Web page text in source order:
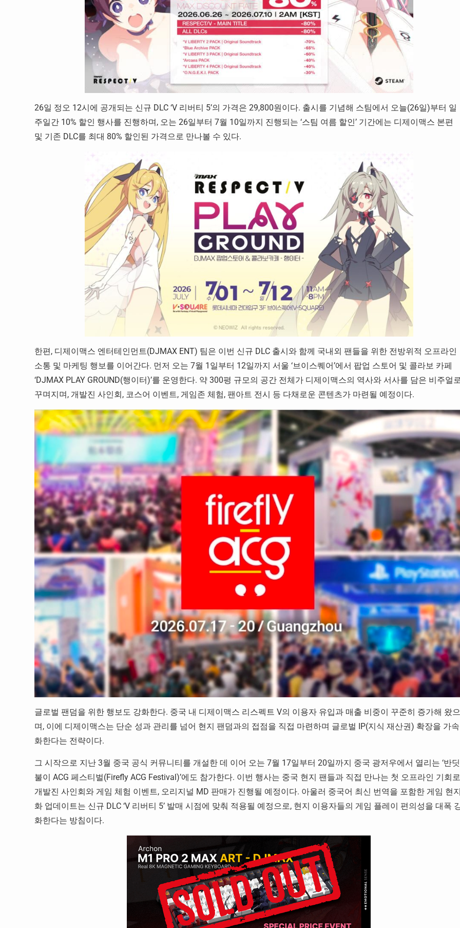
26일 정오 12시에 공개되는 신규 DLC ‘V 리버티 5’의 가격은 29,800원이다. 출시를 기념해 스팀에서 오늘(26일)부터 일
주일간 10% 할인 행사를 진행하며, 오는 26일부터 7월 10일까지 진행되는 ‘스팀 여름 할인’ 기간에는 디제이맥스 본편
및 기존 DLC를 최대 80% 할인된 가격으로 만나볼 수 있다.
한편, 디제이맥스 엔터테인먼트(DJMAX ENT) 팀은 이번 신규 DLC 출시와 함께 국내외 팬들을 위한 전방위적 오프라인
소통 및 마케팅 행보를 이어간다. 먼저 오는 7월 1일부터 12일까지 서울 ‘브이스퀘어’에서 팝업 스토어 및 콜라보 카페
‘DJMAX PLAY GROUND(행이터)’를 운영한다. 약 300평 규모의 공간 전체가 디제이맥스의 역사와 서사를 담은 비주얼
꾸며지며, 개발진 사인회, 코스어 이벤트, 게임존 체험, 팬아트 전시 등 다채로운 콘텐츠가 마련될 예정이다.
글로벌 팬덤을 위한 행보도 강화한다. 중국 내 디제이맥스 리스펙트 V의 이용자 유입과 매출 비중이 꾸준히 증가해 왔으
며, 이에 디제이맥스는 단순 성과 관리를 넘어 현지 팬덤과의 접점을 직접 마련하며 글로벌 IP(지식 재산권) 확장을 가속
화한다는 전략이다.
그 시작으로 지난 3월 중국 공식 커뮤니티를 개설한 데 이어 오는 7월 17일부터 20일까지 중국 광저우에서 열리는 ‘반딧
불이 ACG 페스티벌(Firefly ACG Festival)’에도 참가한다. 이번 행사는 중국 현지 팬들과 직접 만나는 첫 오프라인 기회
개발진 사인회와 게임 체험 이벤트, 오리지널 MD 판매가 진행될 예정이다. 아울러 중국어 최신 번역을 포함한 게임 현
화 업데이트는 신규 DLC ‘V 리버티 5’ 발매 시점에 맞춰 적용될 예정으로, 현지 이용자들의 게임 플레이 편의성을 대폭
화한다는 방침이다.